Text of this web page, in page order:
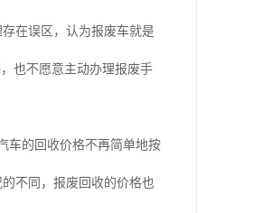
在误区，认为报废车就是
也不愿意主动办理报废手
车的回收价格不再简单地按
不同，报废回收的价格也